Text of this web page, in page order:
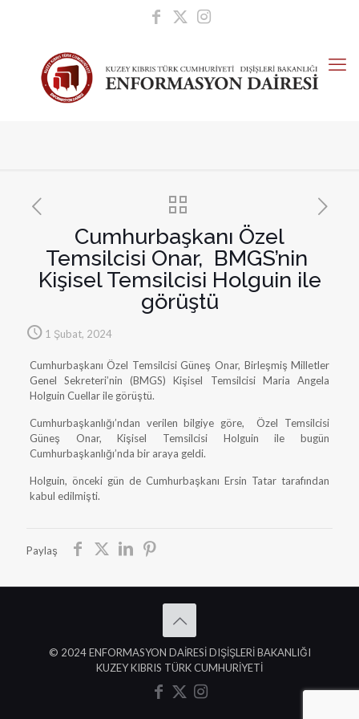
Cumhurbaşkanı Özel
Temsilcisi Onar, BMGS’nin
Kişisel Temsilcisi Holguin ile
görüştü
1 Şubat, 2024
Cumhurbaşkanı Özel Temsilcisi Güneş Onar, Birleşmiş Milletler
Genel Sekreteri’nin (BMGS) Kişisel Temsilcisi Maria Angela
Holguin Cuellar ile görüştü.
Cumhurbaşkanlığı’ndan verilen bilgiye göre, Özel Temsilcisi
Güneş Onar, Kişisel Temsilcisi Holguin ile bugün
Cumhurbaşkanlığı’nda bir araya geldi.
Holguin, önceki gün de Cumhurbaşkanı Ersin Tatar tarafından
kabul edilmişti.
Paylaş
© 2024 ENFORMASYON DAİRESİ DIŞİŞLERİ BAKANLIĞI
KUZEY KIBRIS TÜRK CUMHURİYETİ